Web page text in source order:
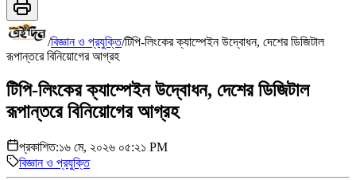
/বিজ্ঞান ও প্রযুক্তি/টিপি-লিংকের ক্যাম্পেইন উদ্বোধন, দেশের ডিজিটাল
রূপান্তরে বিনিয়োগের আগ্রহ
টিপি-লিংকের ক্যাম্পেইন উদ্বোধন, দেশের ডিজিটাল
রূপান্তরে বিনিয়োগের আগ্রহ
প্রকাশিত:১৬ মে, ২০২৬ ০৫:২১ PM
বিজ্ঞান ও প্রযুক্তি